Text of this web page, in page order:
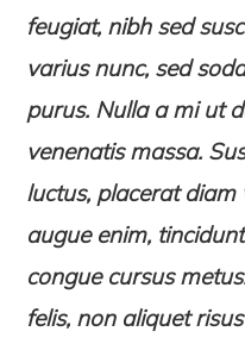
feugiat, nibh sed
varius nunc, sed
purus. Nulla a mi ut
venenatis massa.
luctus, placerat diam
augue enim,
congue cursus
felis, non aliquet